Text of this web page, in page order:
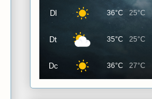
Dl 36°C 25°C
Dt 35°C 25°C
Dc 36°C 27°C